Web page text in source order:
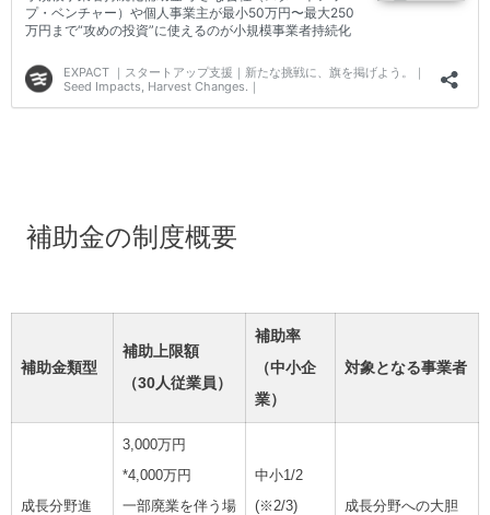
補助金の制度概要
補助金類型
補助上限額
（30人従業員）
補助率
（中小企
業）
対象となる事業者
成長分野進
3,000万円
*4,000万円
一部廃業を伴う場
中小1/2
(※2/3)
成長分野への大胆